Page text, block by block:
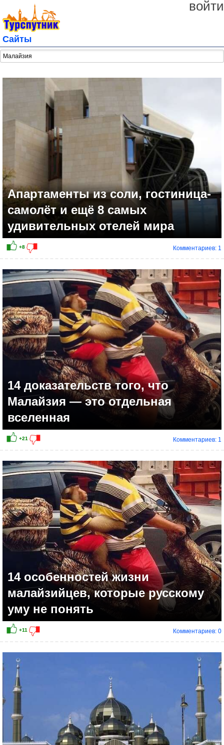
войти
Сайты
Апартаменты из соли, гостиница-
самолёт и ещё 8 самых
удивительных отелей мира
Комментариев: 1
14 доказательств того, что
Малайзия — это отдельная
вселенная
Комментариев: 1
14 особенностей жизни
малайзийцев, которые русскому
уму не понять
Комментариев: 0